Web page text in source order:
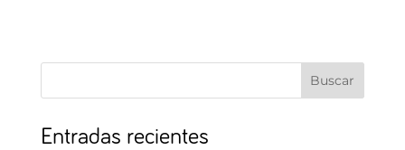
Buscar
Entradas recientes